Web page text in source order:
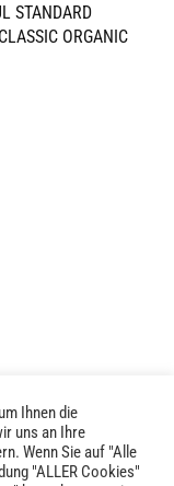
STANDARD
ORGANIC
Ihnen die
uns an Ihre
Wenn Sie auf "Alle
"ALLER Cookies"